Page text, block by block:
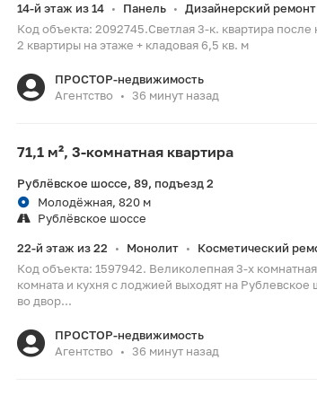
14-й этаж из 14 • Панель • Дизайнерский ремонт
Код объекта: 2092745.Светлая 3-к. квартира
2 квартиры на этаже + кладовая 6,5 кв. м
ПРОСТОР-недвижимость
Агентство
• 36 минут назад
71,1 м², 3-комнатная квартира
Рублёвское шоссе, 89, подъезд 2
Молодёжная, 820 м
Рублёвское шоссе
22-й этаж из 22 • Монолит •
Косметический
Код объекта: 1597942. Великолепная 3-х
комната и кухня с лоджией выходят на
во двор...
ПРОСТОР-недвижимость
Агентство
• 36 минут назад